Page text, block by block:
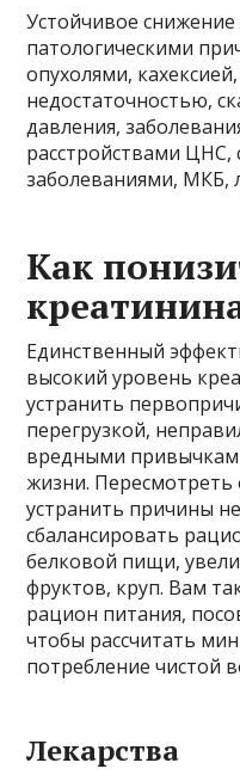
Устойчивое
патологическими
опухолями,
недостаточностью,
давления,
расстройствами ЦНС,
заболеваниями, МКБ,
Как
Единственный
высокий уровень
устранить
перегрузкой,
вредными
жизни. Пересмотреть
устранить причины
сбалансировать
белковой пищи,
фруктов, круп. Вам
рацион питания,
чтобы рассчитать
потребление чистой
Лекарства